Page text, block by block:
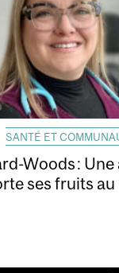
SANTÉ ET
Woods :
ses fruits au